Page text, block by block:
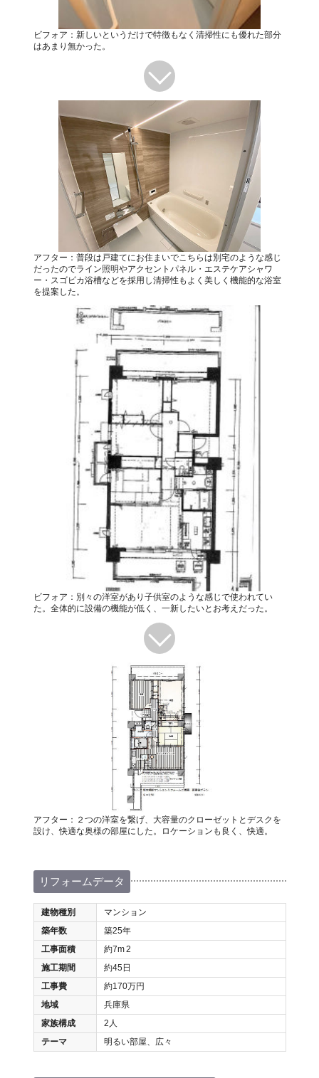
ビフォア：新しいというだけで特徴もなく清掃性にも優れた部分
はあまり無かった。
アフター：普段は戸建てにお住まいでこちらは別宅のような感じ
だったのでライン照明やアクセントパネル・エステケアシャワ
ー・スゴピカ浴槽などを採用し清掃性もよく美しく機能的な浴室
を提案した。
ビフォア：別々の洋室があり子供室のような感じで使われてい
た。全体的に設備の機能が低く、一新したいとお考えだった。
アフター：２つの洋室を繋げ、大容量のクローゼットとデスクを
設け、快適な奥様の部屋にした。ロケーションも良く、快適。
リフォームデータ
建物種別
マンション
築年数
築25年
工事面積
約7m2
施工期間
約45日
工事費
約170万円
地域
兵庫県
家族構成
2人
テーマ
明るい部屋、広々